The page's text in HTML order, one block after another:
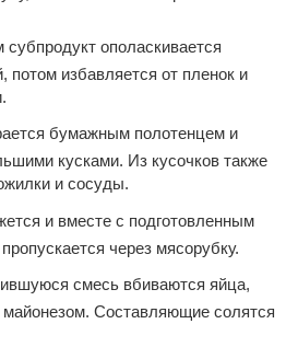
ополаскивается
потом избавляется от пленок и
бумажным полотенцем и
кусками. Из кусочков также
и сосуды.
и вместе с подготовленным
через мясорубку.
смесь вбиваются яйца,
майонезом. Составляющие солятся